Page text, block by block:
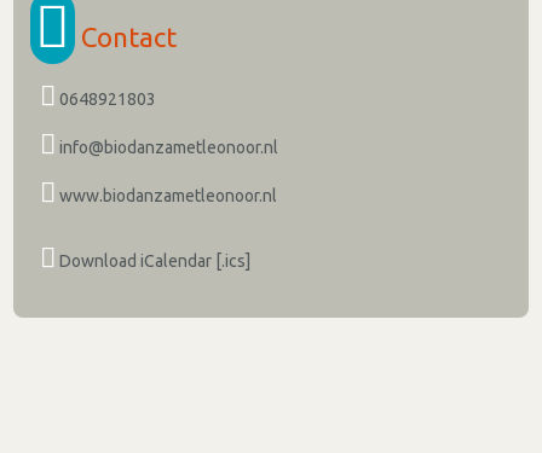
Contact
0648921803
info@biodanzametleonoor.nl
www.biodanzametleonoor.nl
Download iCalendar [.ics]